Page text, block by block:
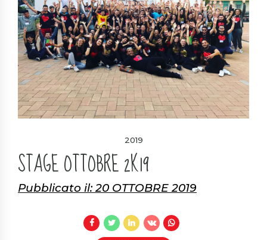
2019
STAGE OTTOBRE 2K19
Pubblicato il: 20 OTTOBRE 2019